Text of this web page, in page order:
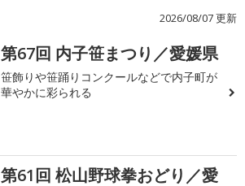
2026/08/07 更新
第67回 内子笹まつり／愛媛県
笹飾りや笹踊りコンクールなどで内子町が
華やかに彩られる
第61回 松山野球拳おどり／愛